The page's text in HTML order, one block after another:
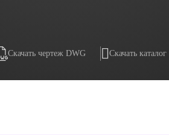
Скачать чертеж DWG Скачать каталог